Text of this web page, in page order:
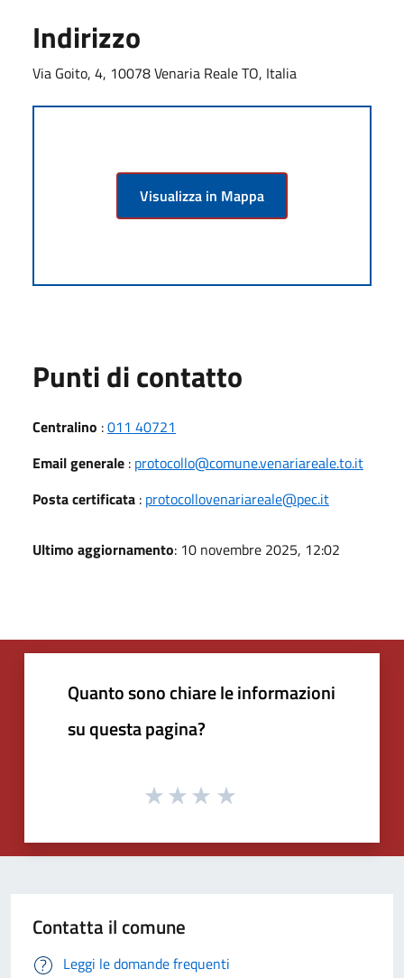
Indirizzo
Via Goito, 4, 10078 Venaria Reale TO, Italia
Visualizza in Mappa
Punti di contatto
Centralino :011 40721
Email generale : protocollo@comune.venariareale.to.it
Posta certificata : protocollovenariareale@pec.it
Ultimo aggiornamento: 10 novembre 2025, 12:02
Quanto sono chiare le informazioni
su questa pagina?
Contatta il comune
Leggi le domande frequenti